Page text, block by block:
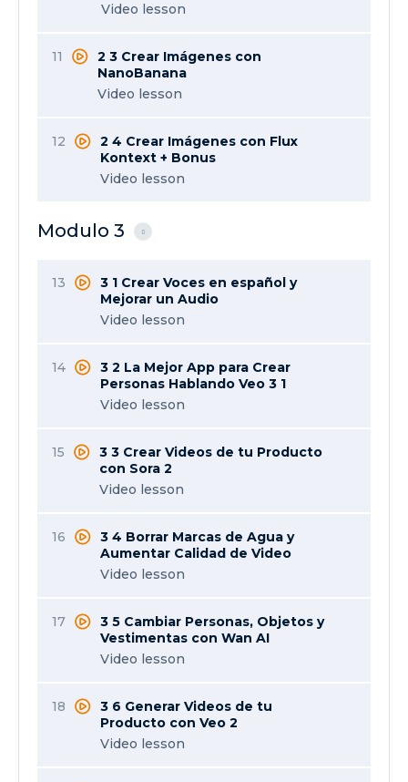
Video lesson
11
2 3 Crear Imágenes con
NanoBanana
Video lesson
12
2 4 Crear Imágenes con Flux
Kontext + Bonus
Video lesson
Modulo 3
13
3 1 Crear Voces en español y
Mejorar un Audio
Video lesson
14
3 2 La Mejor App para Crear
Personas Hablando Veo 3 1
Video lesson
15
3 3 Crear Videos de tu Producto
con Sora 2
Video lesson
16
3 4 Borrar Marcas de Agua y
Aumentar Calidad de Video
Video lesson
17
3 5 Cambiar Personas, Objetos y
Vestimentas con Wan AI
Video lesson
18
3 6 Generar Videos de tu
Producto con Veo 2
Video lesson